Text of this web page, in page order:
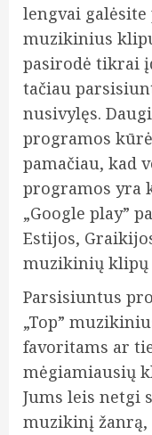
lengvai galėsite
muzikinius
pasirodė tikrai
tačiau
nusivylęs.
programos
pamačiau, kad
programos yra
„Google play”
Estijos,
muzikinių klipų
Parsisiuntus
„Top”
favoritams ar
mėgiamiausių
Jums leis netgi
muzikinį žanrą,